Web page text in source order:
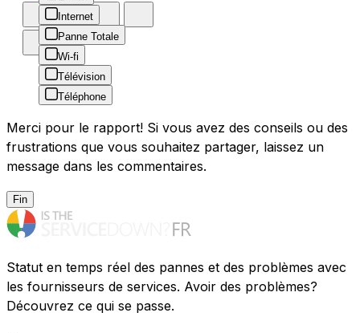
Internet
Panne Totale
Wi-fi
Télévision
Téléphone
Merci pour le rapport! Si vous avez des conseils ou des
frustrations que vous souhaitez partager, laissez un
message dans les commentaires.
Fin
Statut en temps réel des pannes et des problèmes avec
les fournisseurs de services. Avoir des problèmes?
Découvrez ce qui se passe.